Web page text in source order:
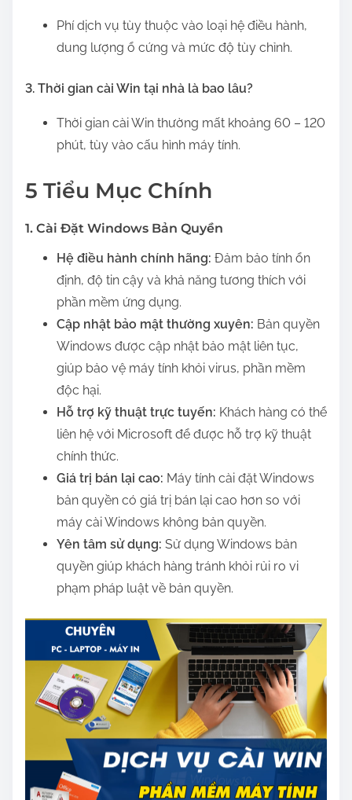
Phí dịch vụ tùy thuộc vào loại hệ điều hành,
dung lượng ổ cứng và mức độ tùy chỉnh.
3. Thời gian cài Win tại nhà là bao lâu?
Thời gian cài Win thường mất khoảng 60 – 120
phút, tùy vào cấu hình máy tính.
5 Tiểu Mục Chính
1. Cài Đặt Windows Bản Quyền
Hệ điều hành chính hãng: Đảm bảo tính ổn
định, độ tin cậy và khả năng tương thích với
phần mềm ứng dụng.
Cập nhật bảo mật thường xuyên: Bản quyền
Windows được cập nhật bảo mật liên tục,
giúp bảo vệ máy tính khỏi virus, phần mềm
độc hại.
Hỗ trợ kỹ thuật trực tuyến: Khách hàng có thể
liên hệ với Microsoft để được hỗ trợ kỹ thuật
chính thức.
Giá trị bán lại cao: Máy tính cài đặt Windows
bản quyền có giá trị bán lại cao hơn so với
máy cài Windows không bản quyền.
Yên tâm sử dụng: Sử dụng Windows bản
quyền giúp khách hàng tránh khỏi rủi ro vi
phạm pháp luật về bản quyền.